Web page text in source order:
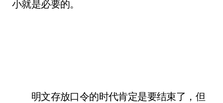
小就是必要的。
明文存放口令的时代肯定是要结束了，但